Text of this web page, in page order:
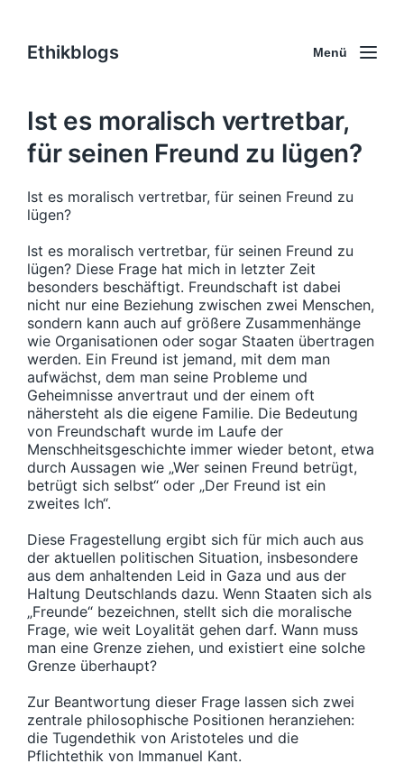
Ethikblogs Menü
Ist es moralisch vertretbar,
für seinen Freund zu lügen?
Ist es moralisch vertretbar, für seinen Freund zu
lügen?
Ist es moralisch vertretbar, für seinen Freund zu
lügen? Diese Frage hat mich in letzter Zeit
besonders beschäftigt. Freundschaft ist dabei
nicht nur eine Beziehung zwischen zwei Menschen,
sondern kann auch auf größere Zusammenhänge
wie Organisationen oder sogar Staaten übertragen
werden. Ein Freund ist jemand, mit dem man
aufwächst, dem man seine Probleme und
Geheimnisse anvertraut und der einem oft
nähersteht als die eigene Familie. Die Bedeutung
von Freundschaft wurde im Laufe der
Menschheitsgeschichte immer wieder betont, etwa
durch Aussagen wie „Wer seinen Freund betrügt,
betrügt sich selbst“ oder „Der Freund ist ein
zweites Ich“.
Diese Fragestellung ergibt sich für mich auch aus
der aktuellen politischen Situation, insbesondere
aus dem anhaltenden Leid in Gaza und aus der
Haltung Deutschlands dazu. Wenn Staaten sich als
„Freunde“ bezeichnen, stellt sich die moralische
Frage, wie weit Loyalität gehen darf. Wann muss
man eine Grenze ziehen, und existiert eine solche
Grenze überhaupt?
Zur Beantwortung dieser Frage lassen sich zwei
zentrale philosophische Positionen heranziehen:
die Tugendethik von Aristoteles und die
Pflichtethik von Immanuel Kant.